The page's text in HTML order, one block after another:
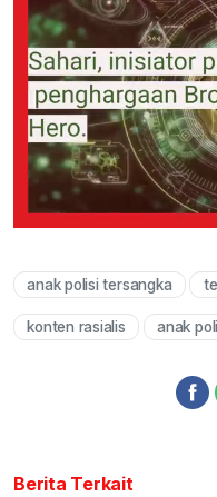
anak polisi tersangka
konten rasialis anak
Berita Terkait